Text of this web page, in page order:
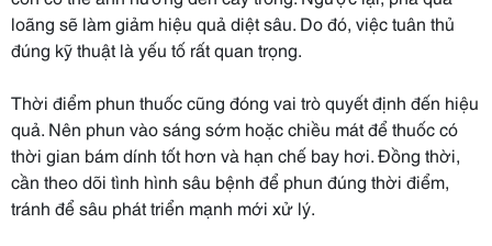
loãng sẽ làm giảm hiệu quả diệt sâu. Do đó, việc tuân thủ
đúng kỹ thuật là yếu tố rất quan trọng.
Thời điểm phun thuốc cũng đóng vai trò quyết định đến hiệu
quả. Nên phun vào sáng sớm hoặc chiều mát để thuốc có
thời gian bám dính tốt hơn và hạn chế bay hơi. Đồng thời,
cần theo dõi tình hình sâu bệnh để phun đúng thời điểm,
tránh để sâu phát triển mạnh mới xử lý.